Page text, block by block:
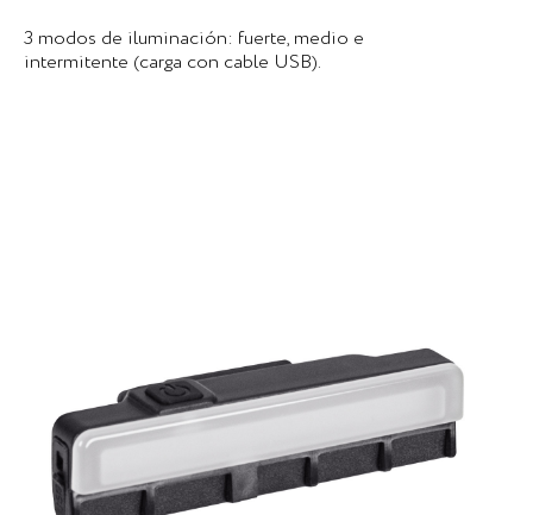
3 modos de iluminación: fuerte, medio e
intermitente (carga con cable USB).